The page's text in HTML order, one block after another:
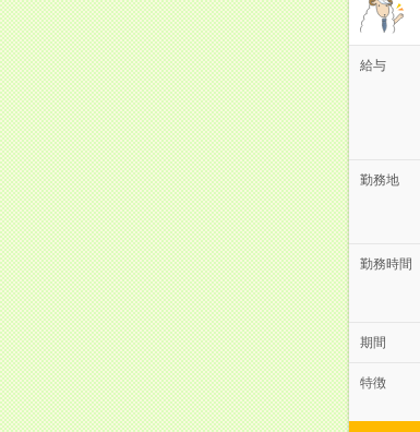
給与
勤務地
勤務時間
期間
特徴